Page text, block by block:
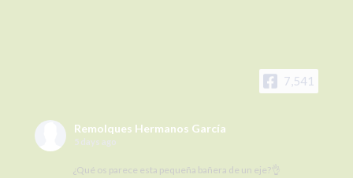
7,541
Remolques Hermanos García
5 days ago
¿Qué os parece esta pequeña bañera de un eje?👌